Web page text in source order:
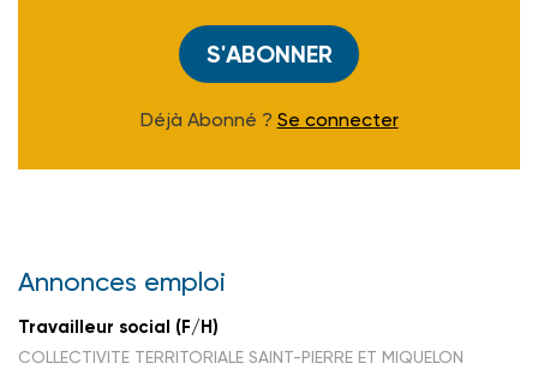
S'ABONNER
Déjà Abonné ? Se connecter
Annonces emploi
Travailleur social (F/H)
COLLECTIVITE TERRITORIALE SAINT-PIERRE ET MIQUELON